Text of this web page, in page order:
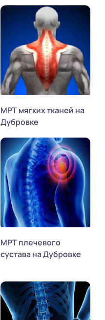
МРТ мягких тканей на
Дубровке
МРТ плечевого
сустава на Дубровке